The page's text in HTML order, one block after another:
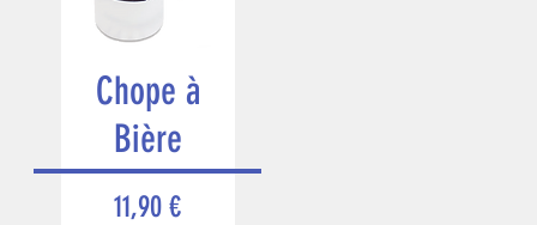
Chope à
Bière
Prix
11,90 €